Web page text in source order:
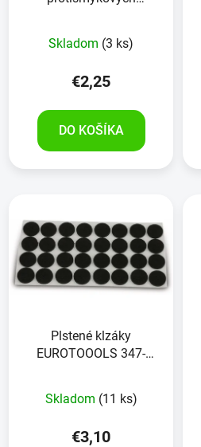
Skladom (3 ks)
€2,25
DO KOŠÍKA
Plstené klzáky
EUROTOOOLS 347-
Skladom (11 ks)
€3,10